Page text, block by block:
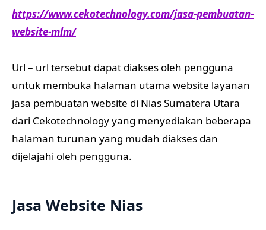
https://www.cekotechnology.com/jasa-pembuatan-
website-mlm/
Url – url tersebut dapat diakses oleh pengguna
untuk membuka halaman utama website layanan
jasa pembuatan website di Nias Sumatera Utara
dari Cekotechnology yang menyediakan beberapa
halaman turunan yang mudah diakses dan
dijelajahi oleh pengguna.
Jasa Website Nias